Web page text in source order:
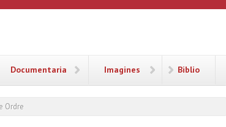
Documentaria Imagines Biblio
Ordre